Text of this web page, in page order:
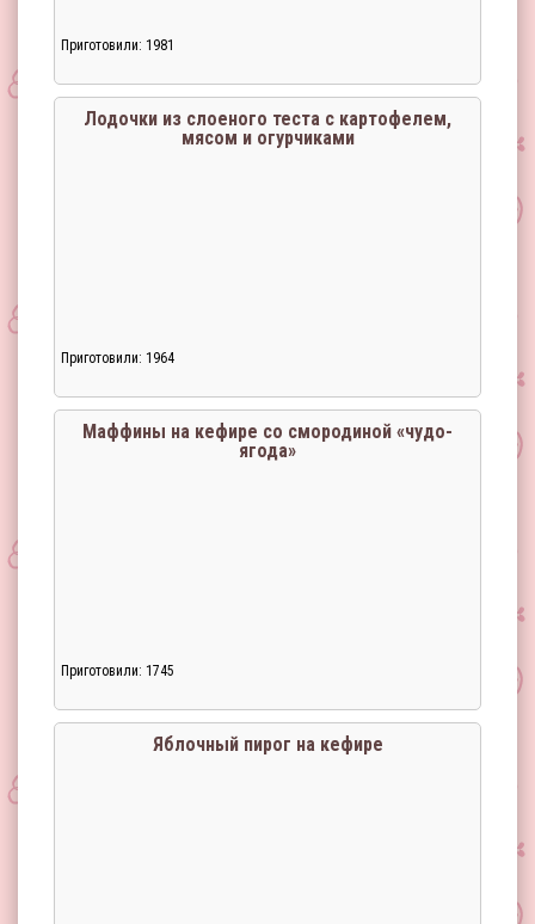
Загрузка...
Приготовили: 1981
Лодочки из слоеного теста с картофелем,
мясом и огурчиками
Приготовили: 1964
Маффины на кефире со смородиной «чудо-
ягода»
Приготовили: 1745
Яблочный пирог на кефире